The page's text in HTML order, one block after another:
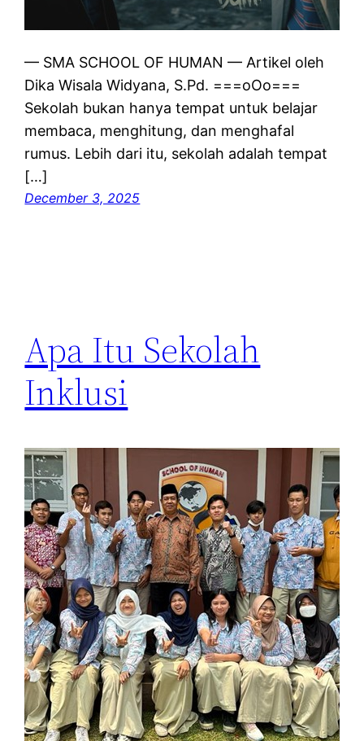
— SMA SCHOOL OF HUMAN — Artikel oleh
Dika Wisala Widyana, S.Pd. ===oOo===
Sekolah bukan hanya tempat untuk belajar
membaca, menghitung, dan menghafal
rumus. Lebih dari itu, sekolah adalah tempat
[…]
December 3, 2025
Apa Itu Sekolah
Inklusi